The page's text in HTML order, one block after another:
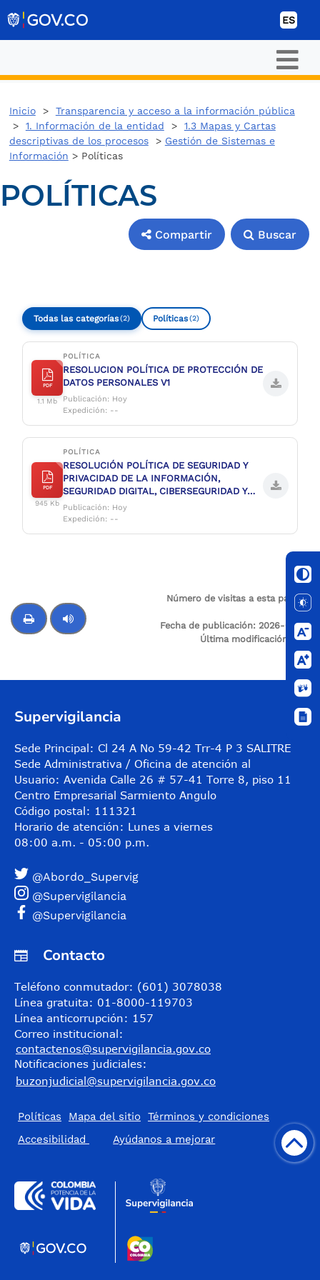
ES
Inicio> Transparencia y acceso a la información pública
> 1. Información de la entidad > 1.3 Mapas y Cartas
descriptivas de los procesos> Gestión de Sistemas e
Información > Políticas
POLÍTICAS
Compartir Buscar
Todas las categorías(2) Políticas(2)
PDF
1.1 Mb
POLÍTICA
RESOLUCION POLÍTICA DE PROTECCIÓN DE
DATOS PERSONALES V1
Publicación: Hoy
Expedición: --
PDF
945 Kb
POLÍTICA
RESOLUCIÓN POLÍTICA DE SEGURIDAD Y
PRIVACIDAD DE LA INFORMACIÓN,
SEGURIDAD DIGITAL, CIBERSEGURIDAD Y
CONTINUIDAD DE LA OPERACIÓN V2
Publicación: Hoy
Expedición: --
Número de visitas a esta página:
9
Fecha de publicación: 2026-06-17
Última modificación: N/A
Supervigilancia
Sede Principal: Cl 24 A No 59-42 Trr-4 P 3 SALITRE
Sede Administrativa / Oficina de atención al
Usuario: Avenida Calle 26 # 57-41 Torre 8, piso 11
Centro Empresarial Sarmiento Angulo
Código postal: 111321
Horario de atención: Lunes a viernes
08:00 a.m. - 05:00 p.m.
@Abordo_Supervig
@Supervigilancia
@Supervigilancia
Contacto
Teléfono conmutador: (601) 3078038
Línea gratuita: 01-8000-119703
Línea anticorrupción: 157
Correo institucional:
contactenos@supervigilancia.gov.co
Notificaciones judiciales:
buzonjudicial@supervigilancia.gov.co
Políticas Mapa del sitio
Términos y condiciones
Accesibilidad
​Ayúdanos a mejorar